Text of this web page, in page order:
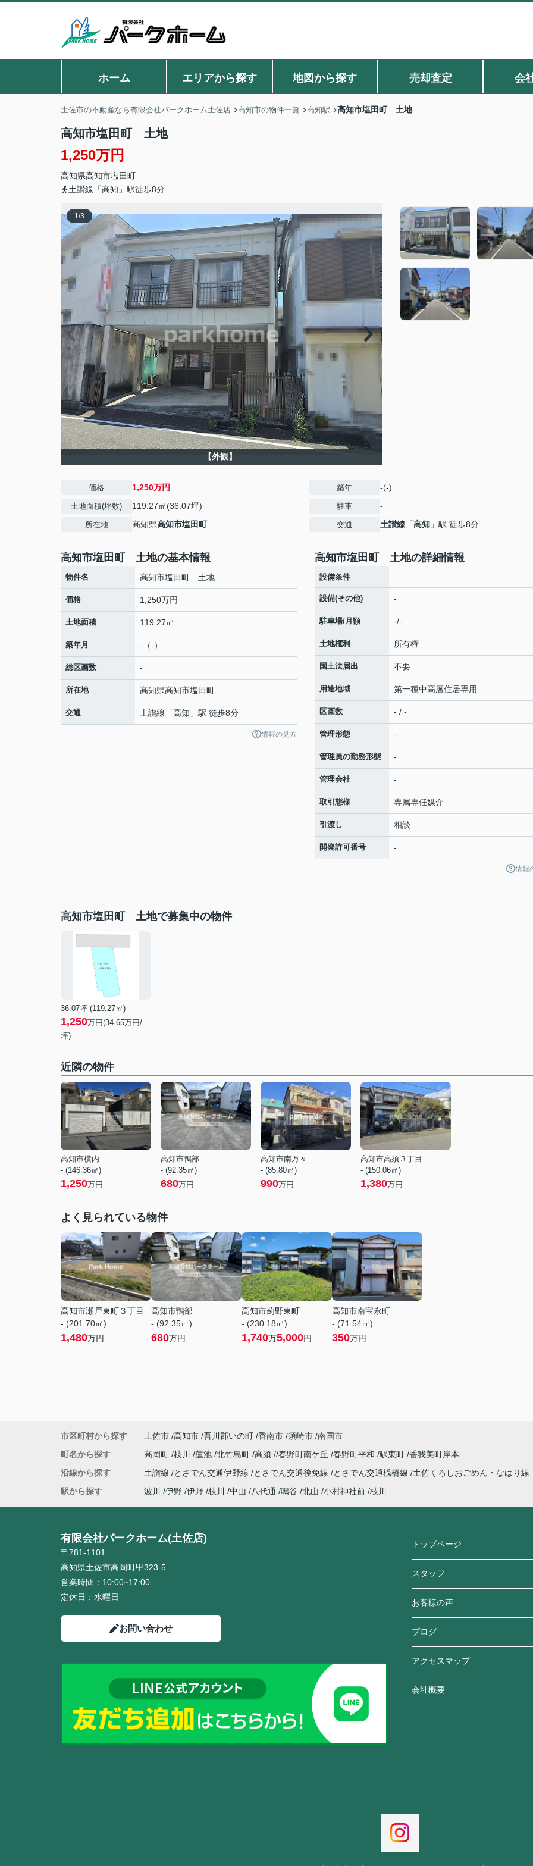
ホーム エリアから探す 地図から探す 売却査定 会
土佐市の不動産なら有限会社パークホーム土佐店 高知市の物件一覧 高知駅 高知市塩田町 土地
高知市塩田町 土地
1,250万円
高知県高知市塩田町
土讃線「高知」駅徒歩8分
1/3
【外観】
価格 1,250万円
土地面積(坪数) 119.27㎡(36.07坪)
所在地 高知県高知市塩田町
築年 -(-)
駐車 -
交通 土讃線 「高知 」駅 徒歩8分
高知市塩田町 土地の基本情報
物件名 高知市塩田町 土地
価格 1,250万円
土地面積 119.27㎡
築年月 -（-）
総区画数 -
所在地 高知県高知市塩田町
交通 土讃線 「高知 」駅 徒歩8分
情報の見方
高知市塩田町 土地の詳細情報
設備条件
設備(その他) -
駐車場/月額 -/-
土地権利 所有権
国土法届出 不要
用途地域 第一種中高層住居専用
区画数 - / -
管理形態 -
管理員の勤務形態 -
管理会社 -
取引態様 専属専任媒介
引渡し 相談
開発許可番号 -
情報
高知市塩田町 土地で募集中の物件
36.07坪 (119.27㎡)
1,250万円(34.65万円/
坪)
近隣の物件
高知市横内
- (146.36㎡)
1,250万円
高知市鴨部
- (92.35㎡)
680万円
高知市南万々
- (85.80㎡)
990万円
高知市高須３丁目
- (150.06㎡)
1,380万円
よく見られている物件
高知市瀬戸東町３丁目
- (201.70㎡)
1,480万円
高知市鴨部
- (92.35㎡)
680万円
高知市薊野東町
- (230.18㎡)
1,740万5,000円
高知市南宝永町
- (71.54㎡)
350万円
市区町村から探す 土佐市 高知市 吾川郡いの町 香南市 須崎市 南国市
町名から探す
高岡町 枝川 蓮池 北竹島町 高須 春野町南ケ丘 春野町平和 駅東町 香我美町岸本
沿線から探す
土讃線 とさでん交通伊野線 とさでん交通後免線 とさでん交通桟橋線
土佐くろしおごめん・なはり線
駅から探す
波川 伊野 伊野 枝川 中山 八代通 鳴谷 北山 小村神社前 枝川
有限会社パークホーム(土佐店)
〒781-1101
高知県土佐市高岡町甲323-5
営業時間： 10:00~17:00
定休日： 水曜日
お問い合わせ
トップページ
スタッフ
お客様の声
ブログ
アクセスマップ
会社概要